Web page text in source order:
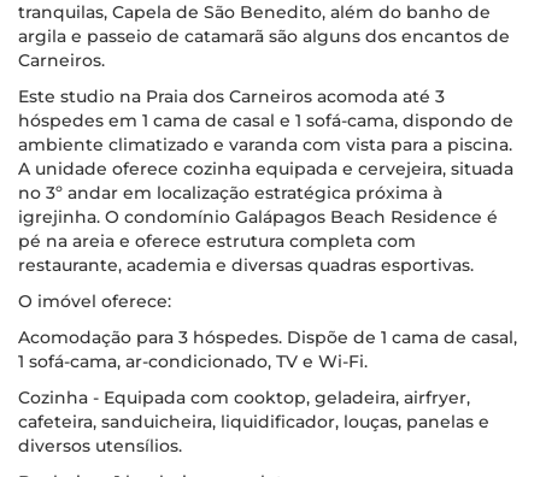
tranquilas, Capela de São Benedito, além do banho de
argila e passeio de catamarã são alguns dos encantos de
Carneiros.
Este studio na Praia dos Carneiros acomoda até 3
hóspedes em 1 cama de casal e 1 sofá-cama, dispondo de
ambiente climatizado e varanda com vista para a piscina.
A unidade oferece cozinha equipada e cervejeira, situada
no 3º andar em localização estratégica próxima à
igrejinha. O condomínio Galápagos Beach Residence é
pé na areia e oferece estrutura completa com
restaurante, academia e diversas quadras esportivas.
O imóvel oferece:
Acomodação para 3 hóspedes. Dispõe de 1 cama de casal,
1 sofá-cama, ar-condicionado, TV e Wi-Fi.
Cozinha - Equipada com cooktop, geladeira, airfryer,
cafeteira, sanduicheira, liquidificador, louças, panelas e
diversos utensílios.